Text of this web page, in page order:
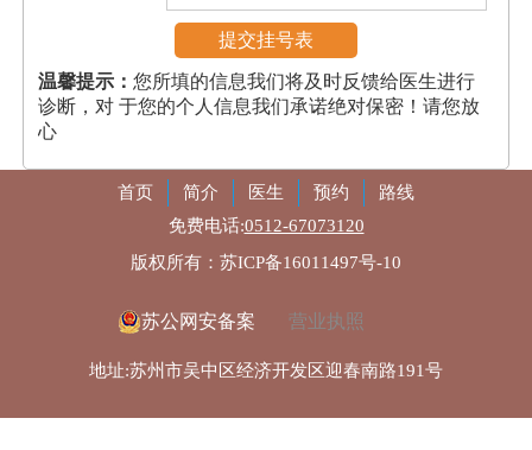
温馨提示：您所填的信息我们将及时反馈给医生进行
诊断，对 于您的个人信息我们承诺绝对保密！请您放
心
首页 简介 医生 预约
路线
免费电话:0512-67073120
版权所有：苏ICP备16011497号-10
苏公网安备案 营业执照
地址:苏州市吴中区经济开发区迎春南路191号